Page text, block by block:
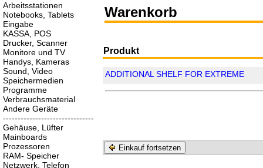
Warenkorb
Produkt
ADDITIONAL SHELF FOR EXTREME
Einkauf fortsetzen
Arbeitsstationen
Notebooks, Tablets
Eingabe
KASSA, POS
Drucker, Scanner
Monitore und TV
Handys, Kameras
Sound, Video
Speichermedien
Programme
Verbrauchsmaterial
Andere Geräte
-------------------------------
Gehäuse, Lüfter
Mainboards
Prozessoren
RAM- Speicher
Netzwerk, Telefon